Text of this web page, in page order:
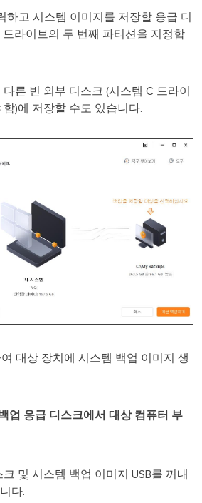
하고 시스템 이미지를 저장할 응급 디
드라이브의 두 번째 파티션을 지정합
른 빈 외부 디스크 (시스템 C 드라이
)에 저장할 수도 있습니다.
대상 장치에 시스템 백업 이미지 생
업 응급 디스크에서 대상 컴퓨터 부
크 및 시스템 백업 이미지 USB를 꺼내
다.